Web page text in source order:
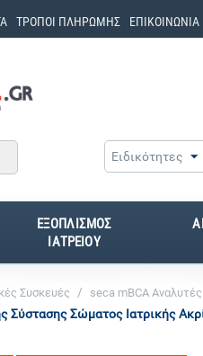
ΤΡΟΠΟΙ ΠΛΗΡΩΜΗΣ ΕΠΙΚΟΙΝΩΝΙΑ
Ειδικότητες
ΕΞΟΠΛΙΣΜΟΣ
ΙΑΤΡΕΙΟΥ
Συσκευές / seca mBCA
Σύστασης Σώματος Ιατρικής